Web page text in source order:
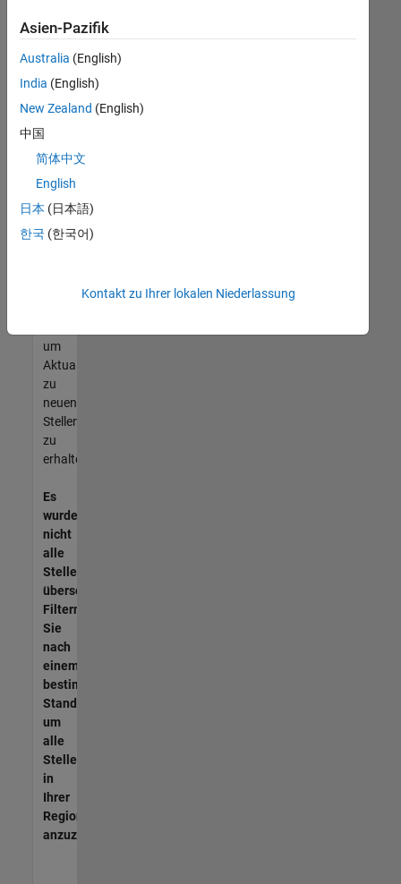
noch
keine
offenen
Stellen
können,
die
Ihren
entsprechen,
werden
unseres
um
Aktualisierungen
zu
neuen
Stellenangeboten
zu
erhalten.
Es
wurden
nicht
alle
Stellen
übersetzt.
Filtern
Sie
nach
einem
bestimmten
Standort,
um
alle
Stellenangebote
in
Ihrer
Region
anzuzeigen.
Asien-Pazifik
Australia (English)
India (English)
New Zealand (English)
中国
简体中文
English
日本 (日本語)
한국 (한국어)
Kontakt zu Ihrer lokalen Niederlassung